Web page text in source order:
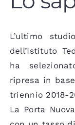
L’ultimo
dell’Istituto
ha
ripresa in
triennio 2018-
La Porta